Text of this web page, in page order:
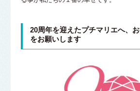
20周年を迎えたプチマリエへ、
をお願いします